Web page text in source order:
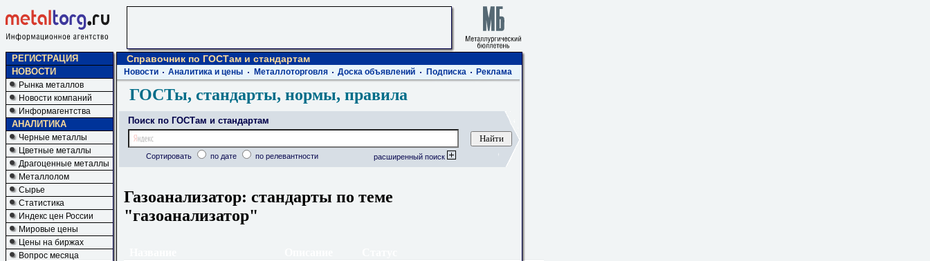
РЕГИСТРАЦИЯ
НОВОСТИ
Рынка металлов
Новости компаний
Информагентства
АНАЛИТИКА
Черные металлы
Цветные металлы
Драгоценные металлы
Металлолом
Сырье
Статистика
Индекс цен России
Мировые цены
Цены на биржах
Вопрос месяца
Справочник по ГОСТам и стандартам
Новости Аналитика и цены Металлоторговля Доска объявлений Подписка Реклама
ГОСТы, стандарты, нормы, правила
Поиск по ГОСТам и стандартам
Сортировать по дате по релевантности расширенный поиск
Газоанализатор: стандарты по теме
"газоанализатор"